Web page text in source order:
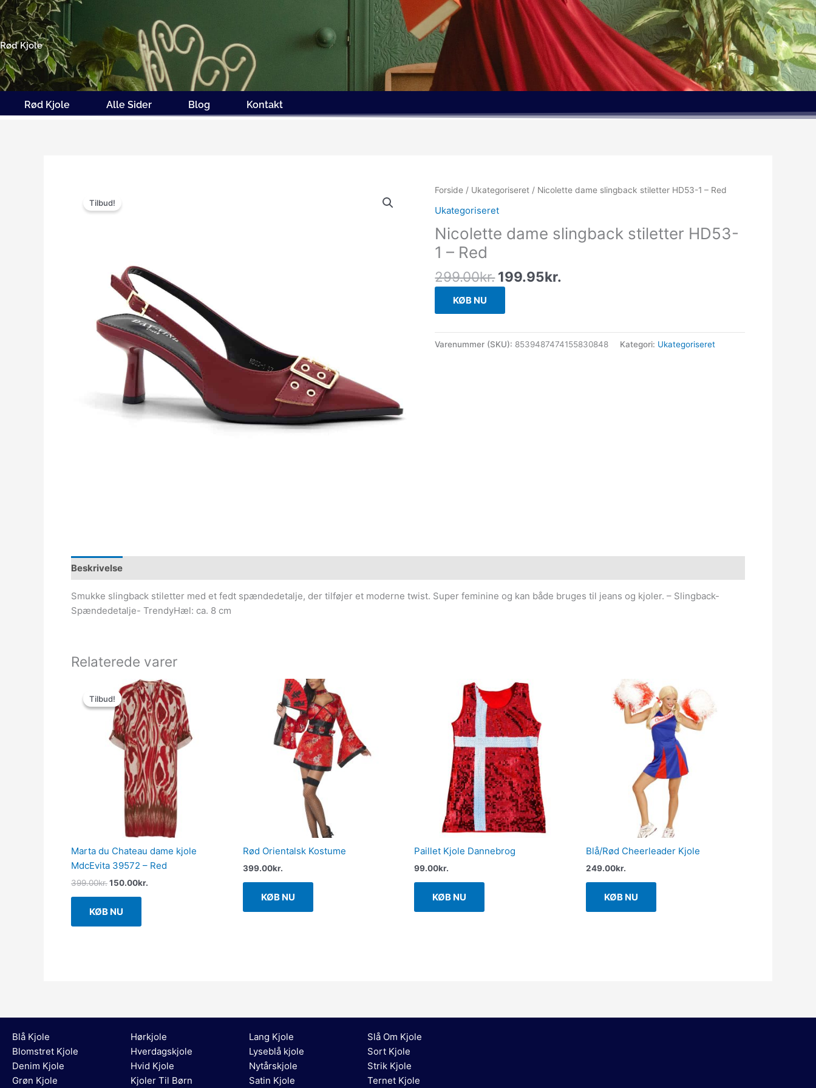
Gå
til
indholdet
Rød Kjole
Rød Kjole Alle Sider Blog Kontakt
Tilbud!
Forside / Ukategoriseret / Nicolette dame slingback stiletter HD53-1 – Red
Ukategoriseret
Nicolette dame slingback stiletter HD53-
1 – Red
299.00kr.
Den
oprindelige
pris
var:
199.95kr.
Den
er:
199.95kr..
KØB NU
Varenummer (SKU): 8539487474155830848 Kategori: Ukategoriseret
Beskrivelse
Smukke slingback stiletter med et fedt spændedetalje, der tilføjer et moderne twist. Super feminine og kan både bruges til jeans og kjoler. – Slingback-
Spændedetalje- TrendyHæl: ca. 8 cm
Relaterede varer
Tilbud!
Tilbud!
Marta du Chateau dame kjole
MdcEvita 39572 – Red
399.00kr.
oprindelige
pris
var:
399.00kr..
150.00kr.
Den
aktuelle
pris
er:
150.00kr..
KØB NU
Rød Orientalsk Kostume
399.00kr.
KØB NU
Paillet Kjole Dannebrog
99.00kr.
KØB NU
Blå/Rød Cheerleader Kjole
249.00kr.
KØB NU
Blå Kjole
Blomstret Kjole
Denim Kjole
Grøn Kjole
Hørkjole
Hverdagskjole
Hvid Kjole
Kjoler Til Børn
Lang Kjole
Lyseblå kjole
Nytårskjole
Satin Kjole
Slå Om Kjole
Sort Kjole
Strik Kjole
Ternet Kjole